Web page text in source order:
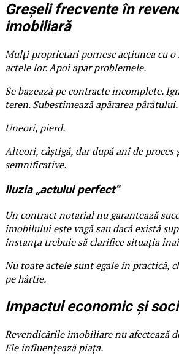
Greșeli frecvente în
imobiliară
Mulți proprietari pornesc acțiunea cu o
actele lor. Apoi apar problemele.
Se bazează pe contracte incomplete.
teren. Subestimează apărarea pârâtului.
Uneori, pierd.
Alteori, câștigă, dar după ani de proces
semnificative.
Iluzia „actului perfect”
Un contract notarial nu garantează
imobilului este vagă sau dacă există
instanța trebuie să clarifice situația
Nu toate actele sunt egale în practică,
pe hârtie.
Impactul economic și
Revendicările imobiliare nu afectează
Ele influențează piața.